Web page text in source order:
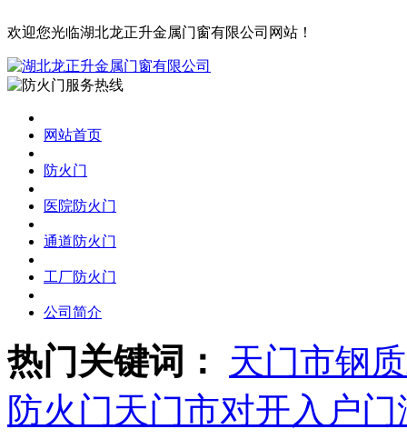
欢迎您光临湖北龙正升金属门窗有限公司网站！
网站首页
防火门
医院防火门
通道防火门
工厂防火门
公司简介
热门关键词：
天门市钢
防火门天门市对开入户门